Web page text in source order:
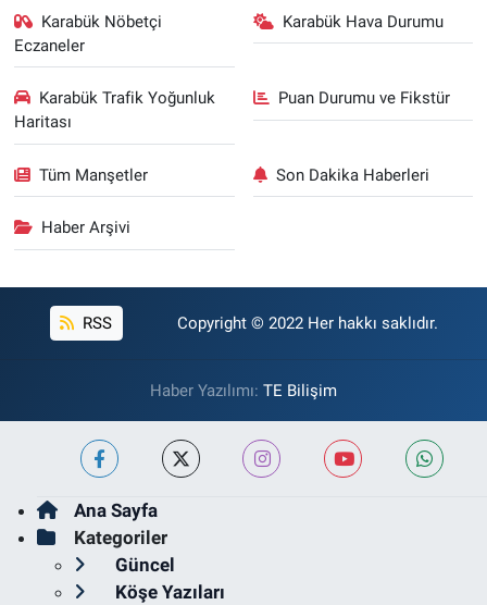
Karabük Nöbetçi
Eczaneler
Karabük Hava Durumu
Karabük Trafik Yoğunluk
Haritası
Puan Durumu ve Fikstür
Tüm Manşetler Son Dakika Haberleri
Haber Arşivi
RSS Copyright © 2022 Her hakkı saklıdır.
Haber Yazılımı: TE Bilişim
Ana Sayfa
Kategoriler
Güncel
Köşe Yazıları